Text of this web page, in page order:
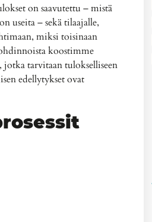
on saavutettu – mistä
useita – sekä tilaajalle,
miksi toisinaan
koostimme
jotka tarvitaan tulokselliseen
edellytykset ovat